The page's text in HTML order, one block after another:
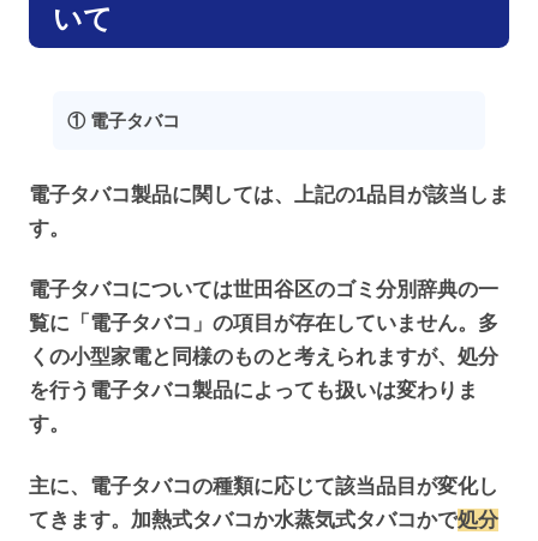
いて
① 電子タバコ
電子タバコ製品に関しては、上記の1品目が該当しま
す。
電子タバコについては世田谷区のゴミ分別辞典の一
覧に「電子タバコ」の項目が存在していません。多
くの小型家電と同様のものと考えられますが、処分
を行う電子タバコ製品によっても扱いは変わりま
す。
主に、電子タバコの種類に応じて該当品目が変化し
てきます。加熱式タバコか水蒸気式タバコかで処分